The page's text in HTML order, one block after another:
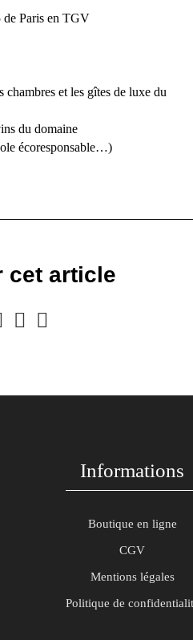
de Paris en TGV
chambres et les gîtes de luxe du
du domaine
écoresponsable…)
cet article
Informations
Boutique en ligne
CGV
Mentions légales
Politique de